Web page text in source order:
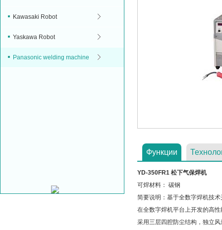
Kawasaki Robot
Yaskawa Robot
Panasonic welding machine
Функции
YD-350FR1 松下气保焊机
可焊材料： 碳钢
简要说明：基于全数字焊机技
在全数字焊机平台上开发的高性
采用三层四腔防尘结构，独立